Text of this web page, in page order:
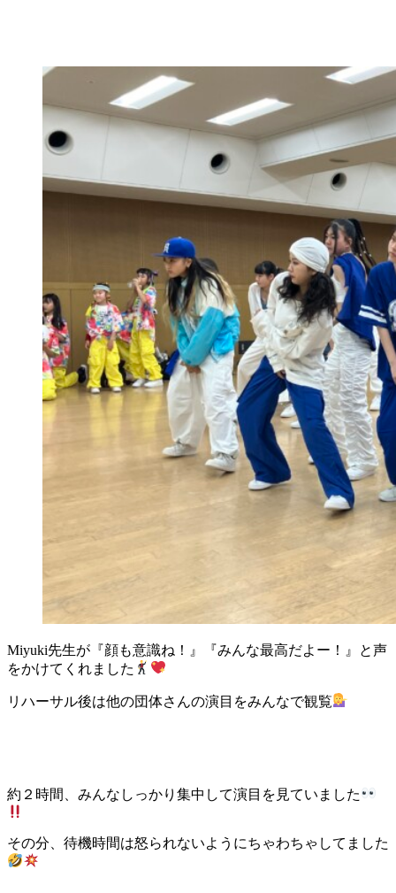
Miyuki先生が『顔も意識ね！』『みんな最高だよー！』と声
をかけてくれました
リハーサル後は他の団体さんの演目をみんなで観覧
約２時間、みんなしっかり集中して演目を見ていました
その分、待機時間は怒られないようにちゃわちゃしてました